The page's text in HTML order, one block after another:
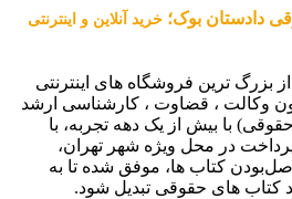
دادستان بوک؛ خرید آنلاین و اینترنتی
بزرگ ترین فروشگاه های اینترنتی
وکالت ، قضاوت ، کارشناسی ارشد
با بیش از یک دهه تجربه، با
در محل ویژه شهر تهران،
کتاب ها، موفق شده تا به
های حقوقی تبدیل شود.